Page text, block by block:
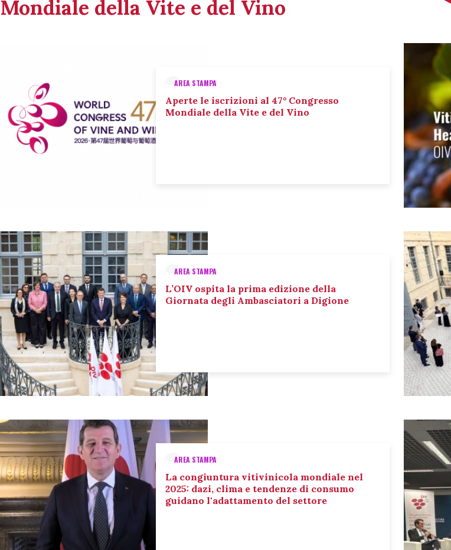
Mondiale della Vite e del Vino
AREA STAMPA
Aperte le iscrizioni al 47° Congresso
Mondiale della Vite e del Vino
AREA STAMPA
L’OIV ospita la prima edizione della
Giornata degli Ambasciatori a Digione
AREA STAMPA
La congiuntura vitivinicola mondiale nel
2025: dazi, clima e tendenze di consumo
guidano l'adattamento del settore